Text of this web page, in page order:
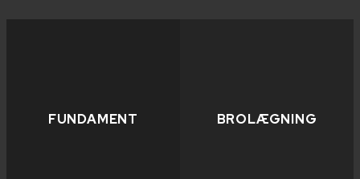
FUNDAMENT BROLÆGNING